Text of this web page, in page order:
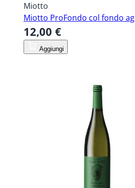
Miotto
Miotto ProFondo col fondo
12,00 €
Aggiungi